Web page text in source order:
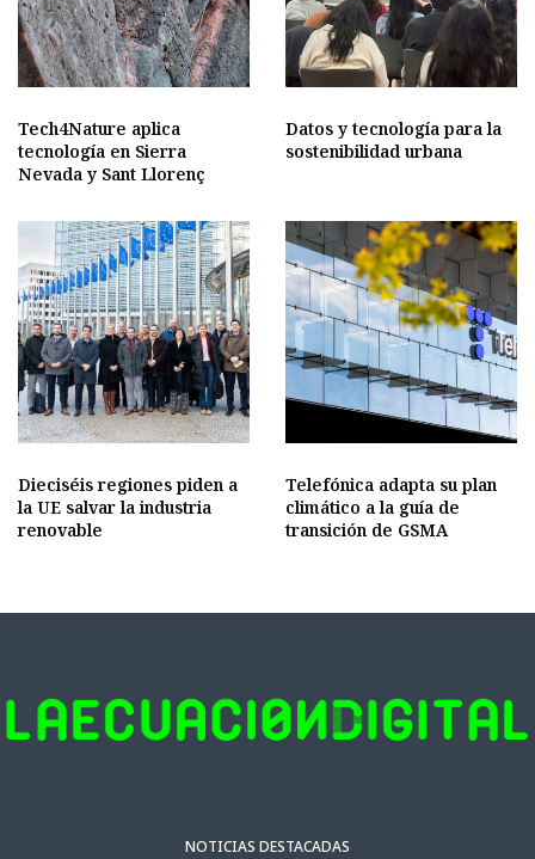
Tech4Nature aplica
tecnología en Sierra
Nevada y Sant Llorenç
Datos y tecnología para la
sostenibilidad urbana
Dieciséis regiones piden a
la UE salvar la industria
renovable
Telefónica adapta su plan
climático a la guía de
transición de GSMA
NOTICIAS DESTACADAS